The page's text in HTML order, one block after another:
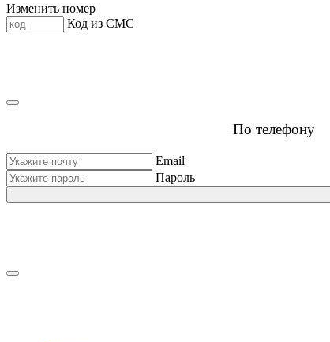
Изменить номер
Код из СМС
По телефону
Email
Пароль